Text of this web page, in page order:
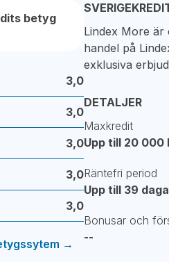
betyg
3,0
3,0
3,0
3,0
3,0
→
Lindex More är
handel på
exklusiva
DETALJER
Maxkredit
Upp till 20 000
Räntefri period
Upp till 39
Bonusar och
--